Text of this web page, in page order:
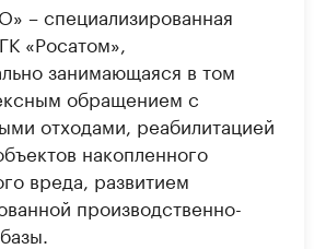
– специализированная
«Росатом»,
занимающаяся в том
обращением с
отходами, реабилитацией
накопленного
вреда, развитием
производственно-